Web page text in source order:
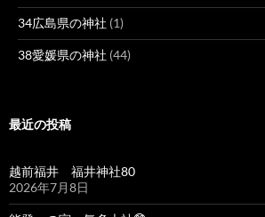
34広島県の神社 (1)
38愛媛県の神社 (44)
最近の投稿
越前福井 福井神社80
2026年7月8日